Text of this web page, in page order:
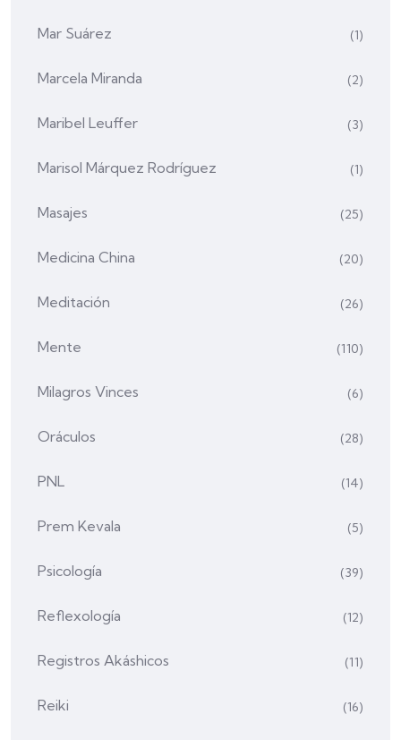
Mar Suárez (1)
Marcela Miranda (2)
Maribel Leuffer (3)
Marisol Márquez Rodríguez (1)
Masajes (25)
Medicina China (20)
Meditación (26)
Mente (110)
Milagros Vinces (6)
Oráculos (28)
PNL (14)
Prem Kevala (5)
Psicología (39)
Reflexología (12)
Registros Akáshicos (11)
Reiki (16)